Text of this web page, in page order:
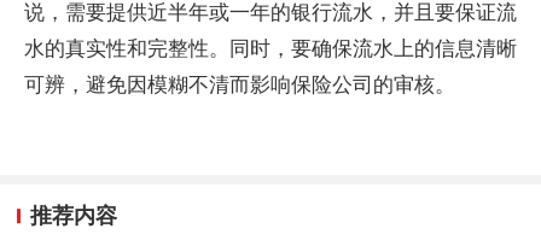
说，需要提供近半年或一年的银行流水，并且要保证流
水的真实性和完整性。同时，要确保流水上的信息清晰
可辨，避免因模糊不清而影响保险公司的审核。
推荐内容